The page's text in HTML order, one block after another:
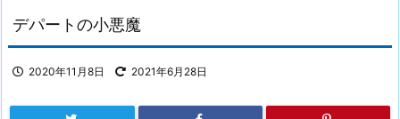
デパートの小悪魔
2020年11月8日 2021年6月28日